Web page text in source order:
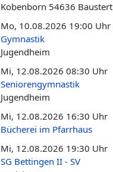
Kobenborn 54636 Baustert
Mo, 10.08.2026 19:00 Uhr
Gymnastik
Jugendheim
Mi, 12.08.2026 08:30 Uhr
Seniorengymnastik
Jugendheim
Mi, 12.08.2026 16:30 Uhr
Bücherei im Pfarrhaus
Mi, 12.08.2026 19:30 Uhr
SG Bettingen II - SV